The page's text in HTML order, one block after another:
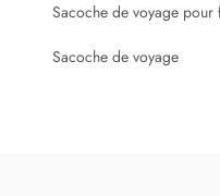
Sacoche de voyage pour
Sacoche de voyage